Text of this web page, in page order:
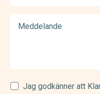
Samtycke
Jag godkänner att